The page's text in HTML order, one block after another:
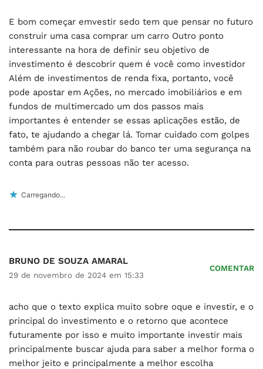
E bom começar emvestir sedo tem que pensar no futuro
construir uma casa comprar um carro Outro ponto
interessante na hora de definir seu objetivo de
investimento é descobrir quem é você como investidor
Além de investimentos de renda fixa, portanto, você
pode apostar em Ações, no mercado imobiliários e em
fundos de multimercado um dos passos mais
importantes é entender se essas aplicações estão, de
fato, te ajudando a chegar lá. Tomar cuidado com golpes
também para não roubar do banco ter uma segurança na
conta para outras pessoas não ter acesso.
Carregando...
BRUNO DE SOUZA AMARAL
29 de novembro de 2024 em 15:33
COMENTAR
acho que o texto explica muito sobre oque e investir, e o
principal do investimento e o retorno que acontece
futuramente por isso e muito importante investir mais
principalmente buscar ajuda para saber a melhor forma o
melhor jeito e principalmente a melhor escolha